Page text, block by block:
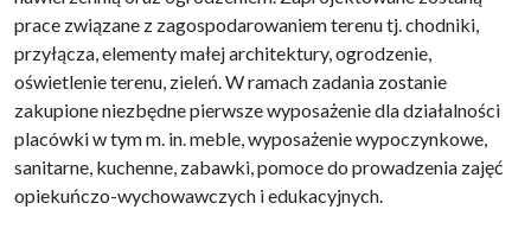
prace związane z zagospodarowaniem terenu tj. chodniki,
przyłącza, elementy małej architektury, ogrodzenie,
oświetlenie terenu, zieleń. W ramach zadania zostanie
zakupione niezbędne pierwsze wyposażenie dla działalności
placówki w tym m. in. meble, wyposażenie wypoczynkowe,
sanitarne, kuchenne, zabawki, pomoce do prowadzenia zajęć
opiekuńczo-wychowawczych i edukacyjnych.